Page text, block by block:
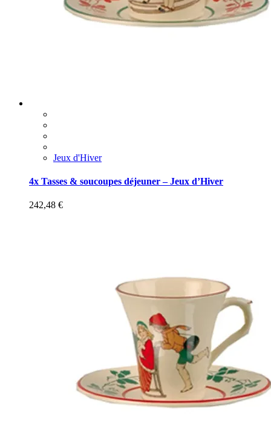
Jeux d'Hiver
4x Tasses & soucoupes déjeuner – Jeux d’Hiver
242,48 €